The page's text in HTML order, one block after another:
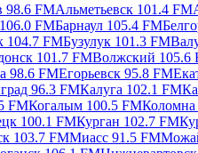
98.6 FMАльметьевск 101.4 FM
FMБарнаул 105.4 FM
104.7 FMБузулук 101.3 FM
101.7 FMВолжский 105.6
98.6 FMЕгорьевск 95.8 FM
96.3 FMКалуга 102.1 FM
FMКогалым 100.5 FMКоломна
100.1 FMКурган 102.7 FM
103.7 FMМиасс 91.5 FM